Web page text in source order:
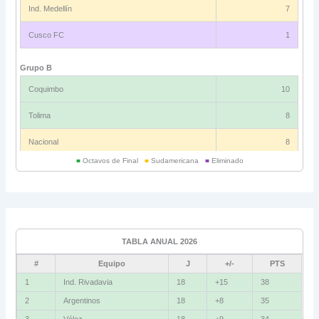
Ind. Medellín 7
Cusco FC 1
Grupo B
Coquimbo 10
Tolima 8
Nacional 8
Bolívar 5
La Guaira
■Octavos de Final ■Sudamericana ■Eliminado
TABLA ANUAL 2026
# Equipo J +/- PTS
1 Ind. Rivadavia 18 +15 38
2 Argentinos 18 +8 35